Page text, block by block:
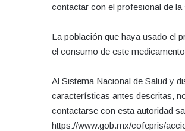
contactar con el profesional de
La población que haya usado el
el consumo de este
Al Sistema Nacional de Salud y
características antes descritas,
contactarse con esta autoridad
https://www.gob.mx/cofepris/